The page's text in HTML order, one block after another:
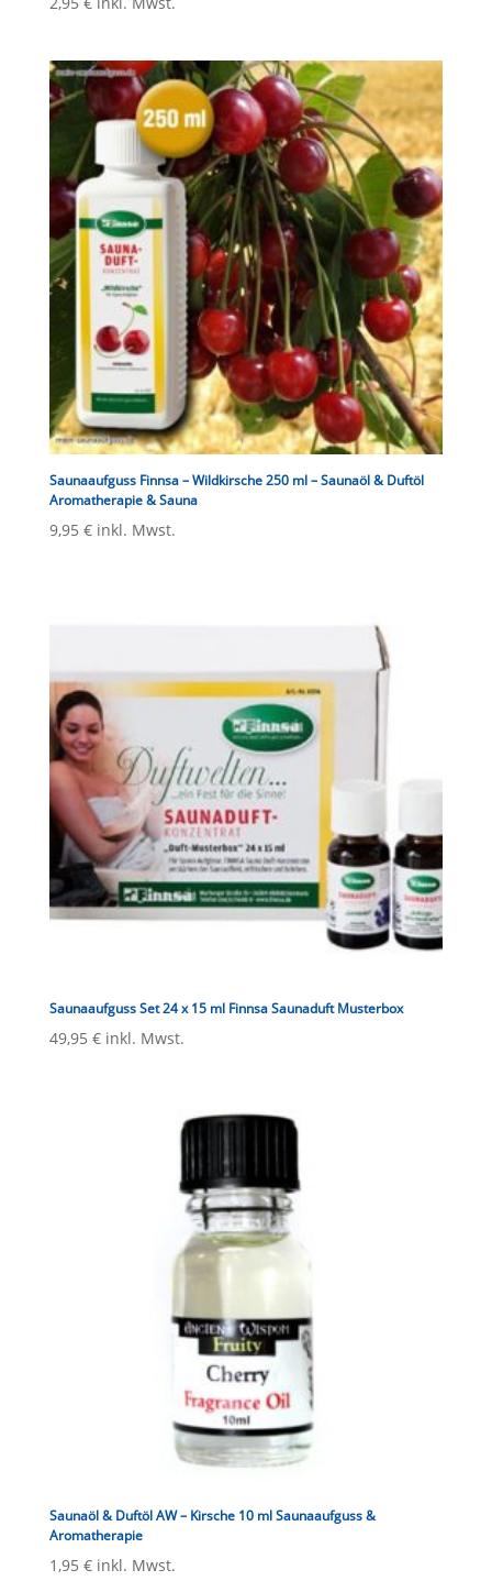
Saunaaufguss Finnsa – Wildkirsche 250 ml – Saunaöl & Duftöl
Aromatherapie & Sauna
9,95 € inkl. Mwst.
Saunaaufguss Set 24 x 15 ml Finnsa Saunaduft Musterbox
49,95 € inkl. Mwst.
Saunaöl & Duftöl AW – Kirsche 10 ml Saunaaufguss &
Aromatherapie
1,95 € inkl. Mwst.